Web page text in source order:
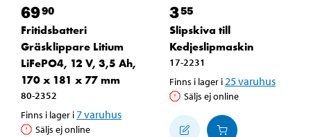
6990
Fritidsbatteri
Gräsklippare Litium
LiFePO4, 12 V, 3,5 Ah,
170 x 181 x 77 mm
80-2352
Finns i lager i7varuhus
Säljs ej online
355
Slipskiva till
Kedjeslipmaskin
17-2231
Finns i lager i 25varuhus
Säljs ej online